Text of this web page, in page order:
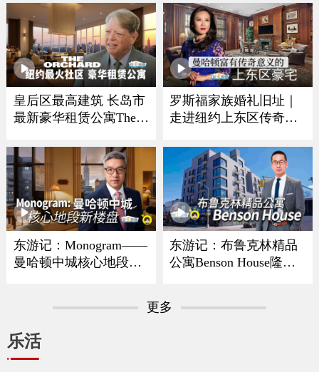
解析
皇后区最高建筑 长岛市
最新豪华租赁公寓The O
罗斯福家族婚礼旧址｜
走进纽约上东区传奇豪
东游记：Monogram——
曼哈顿中城核心地段新
东游记：布鲁克林精品
公寓Benson House隆重
更多
乐活